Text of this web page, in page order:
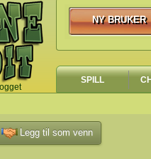
NY BRUKER
NY BRUKER
SPILL
Legg til som venn